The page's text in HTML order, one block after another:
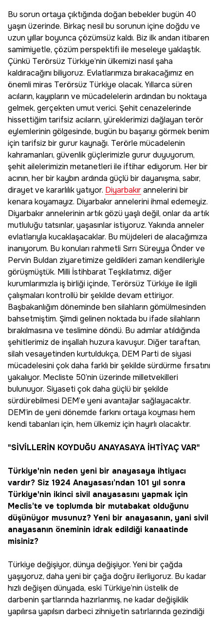
Bu sorun ortaya çıktığında doğan bebekler bugün 40
yaşın üzerinde. Birkaç nesil bu sorunun içine doğdu ve
uzun yıllar boyunca çözümsüz kaldı. Biz ilk andan itibaren
samimiyetle, çözüm perspektifi ile meseleye yaklaştık.
Çünkü Terörsüz Türkiye’nin ülkemizi nasıl şaha
kaldıracağını biliyoruz. Evlatlarımıza bırakacağımız en
önemli miras Terörsüz Türkiye olacak. Yıllarca süren
acıların, kayıpların ve mücadelelerin ardından bu noktaya
gelmek, gerçekten umut verici. Şehit cenazelerinde
hissettiğim tarifsiz acıların, yüreklerimizi dağlayan terör
eylemlerinin gölgesinde, bugün bu başarıyı görmek benim
için tarifsiz bir gurur kaynağı. Terörle mücadelenin
kahramanları, güvenlik güçlerimizle gurur duyuyorum,
şehit ailelerimizin metanetleri ile iftihar ediyorum. Her bir
acının, her bir kaybın ardında güçlü bir dayanışma, sabır,
dirayet ve kararlılık yatıyor. Diyarbakırannelerini bir
kenara koyamayız. Diyarbakır annelerini ihmal edemeyiz.
Diyarbakır annelerinin artık gözü yaşlı değil, onlar da artık
mutluluğu tatsınlar, yaşasınlar istiyoruz. Yakında anneler
evlatlarıyla kucaklaşacaklar. Bu müjdeleri de alacağımıza
inanıyorum. Bu konuları rahmetli Sırrı Süreyya Önder ve
Pervin Buldan ziyaretimize geldikleri zaman kendileriyle
görüşmüştük. Milli İstihbarat Teşkilatımız, diğer
kurumlarımızla iş birliği içinde, Terörsüz Türkiye ile ilgili
çalışmaları kontrollü bir şekilde devam ettiriyor.
Başbakanlığım döneminde ben silahların gömülmesinden
bahsetmiştim. Şimdi gelinen noktada bu ifade silahların
bırakılmasına ve teslimine döndü. Bu adımlar atıldığında
şehitlerimiz de inşallah huzura kavuşur. Diğer taraftan,
silah vesayetinden kurtuldukça, DEM Parti de siyasi
mücadelesini çok daha farklı bir şekilde sürdürme fırsatını
yakalıyor. Mecliste 50’nin üzerinde milletvekilleri
bulunuyor. Siyaseti çok daha güçlü bir şekilde
sürdürebilmesi DEM’e yeni avantajlar sağlayacaktır.
DEM’in de yeni dönemde farkını ortaya koyması hem
kendi tabanları için, hem ülkemiz için hayırlı olacaktır.
"SİVİLLERİN KOYDUĞU ANAYASAYA İHTİYAÇ VAR"
Türkiye'nin neden yeni bir anayasaya ihtiyacı
vardır? Siz 1924 Anayasası’ndan 101 yıl sonra
Türkiye'nin ikinci sivil anayasasını yapmak için
Meclis’te ve toplumda bir mutabakat olduğunu
düşünüyor musunuz? Yeni bir anayasanın, yani sivil
anayasanın öneminin idrak edildiği kanaatinde
misiniz?
Türkiye değişiyor, dünya değişiyor. Yeni bir çağda
yaşıyoruz, daha yeni bir çağa doğru ilerliyoruz. Bu kadar
hızlı değişen dünyada, eski Türkiye’nin üstelik de
darbenin şartlarında hazırlanmış, ne kadar değişiklik
yapılırsa yapılsın darbeci zihniyetin satırlarında gezindiği